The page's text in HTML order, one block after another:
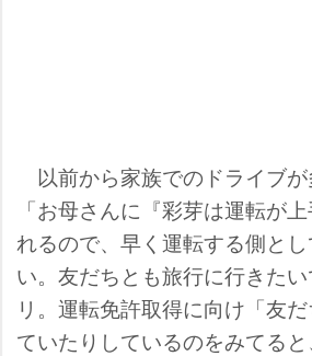
以前から家族でのドライブ
「お母さんに『彩芽は運転が
れるので、早く運転する側と
い。友だちとも旅行に行きた
リ。運転免許取得に向け「友
ていたりしているのをみてる